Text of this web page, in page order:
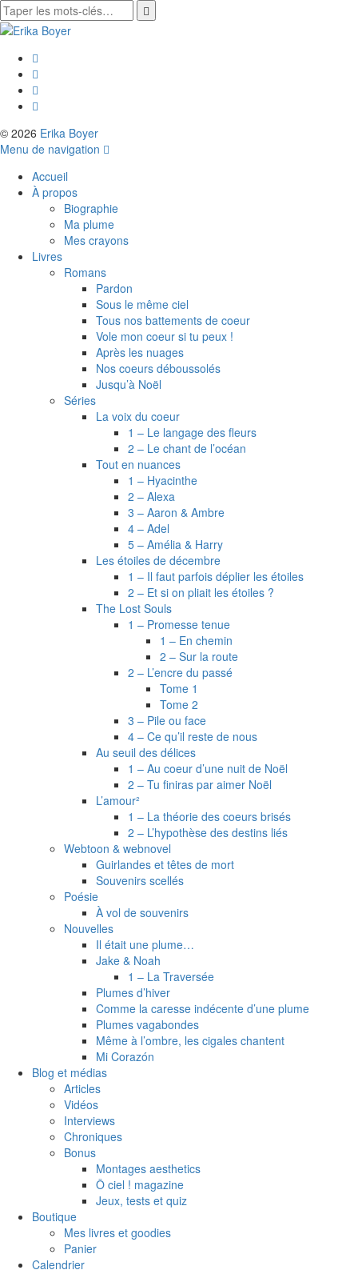
© 2026 Erika Boyer
Menu de navigation
Accueil
À propos
Biographie
Ma plume
Mes crayons
Livres
Romans
Pardon
Sous le même ciel
Tous nos battements de coeur
Vole mon coeur si tu peux !
Après les nuages
Nos coeurs déboussolés
Jusqu’à Noël
Séries
La voix du coeur
1 – Le langage des fleurs
2 – Le chant de l’océan
Tout en nuances
1 – Hyacinthe
2 – Alexa
3 – Aaron & Ambre
4 – Adel
5 – Amélia & Harry
Les étoiles de décembre
1 – Il faut parfois déplier les étoiles
2 – Et si on pliait les étoiles ?
The Lost Souls
1 – Promesse tenue
1 – En chemin
2 – Sur la route
2 – L’encre du passé
Tome 1
Tome 2
3 – Pile ou face
4 – Ce qu’il reste de nous
Au seuil des délices
1 – Au coeur d’une nuit de Noël
2 – Tu finiras par aimer Noël
L’amour²
1 – La théorie des coeurs brisés
2 – L’hypothèse des destins liés
Webtoon & webnovel
Guirlandes et têtes de mort
Souvenirs scellés
Poésie
À vol de souvenirs
Nouvelles
Il était une plume…
Jake & Noah
1 – La Traversée
Plumes d’hiver
Comme la caresse indécente d’une plume
Plumes vagabondes
Même à l’ombre, les cigales chantent
Mi Corazón
Blog et médias
Articles
Vidéos
Interviews
Chroniques
Bonus
Montages aesthetics
Ô ciel ! magazine
Jeux, tests et quiz
Boutique
Mes livres et goodies
Panier
Calendrier